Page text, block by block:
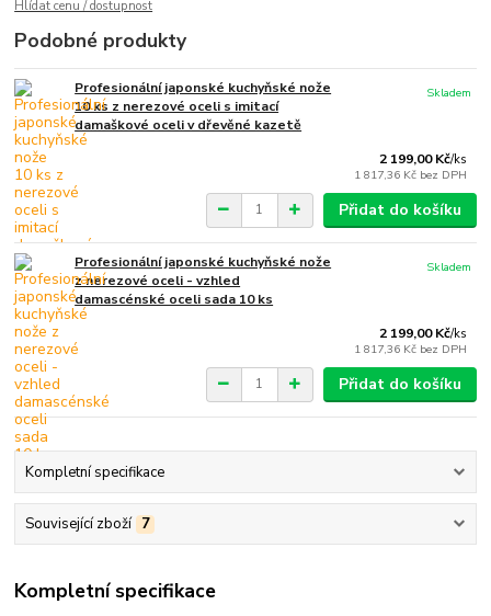
Hlídat cenu / dostupnost
Podobné produkty
Profesionální japonské kuchyňské nože
10 ks z nerezové oceli s imitací
damaškové oceli v dřevěné kazetě
2 199,00 Kč/ks
1 817,36 Kč bez DPH
Skladem
Přidat do košíku
Profesionální japonské kuchyňské nože
z nerezové oceli - vzhled
damascénské oceli sada 10 ks
2 199,00 Kč/ks
1 817,36 Kč bez DPH
Skladem
Přidat do košíku
Kompletní specifikace
Související zboží 7
Kompletní specifikace